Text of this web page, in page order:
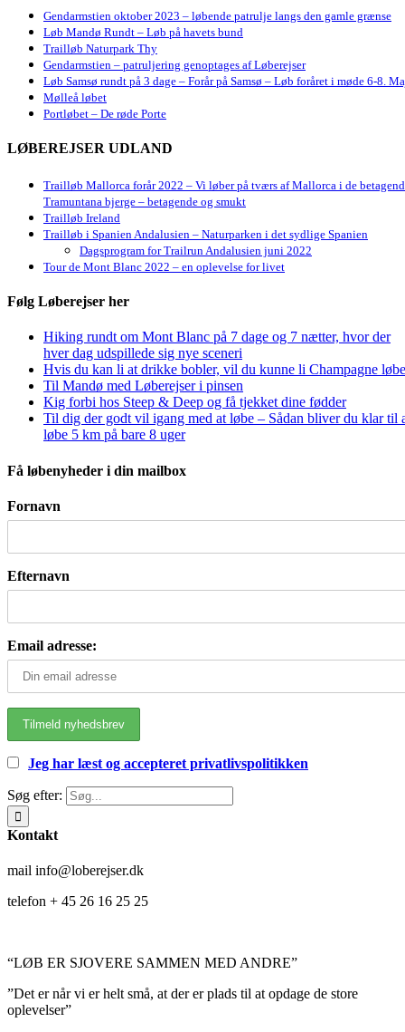
Gendarmstien oktober 2023 – løbende patrulje langs den gamle grænse
Løb Mandø Rundt – Løb på havets bund
Trailløb Naturpark Thy
Gendarmstien – patruljering genoptages af Løberejser
Løb Samsø rundt på 3 dage – Forår på Samsø – Løb foråret i møde 6-8.
Mølleå løbet
Portløbet – De røde Porte
LØBEREJSER UDLAND
Trailløb Mallorca forår 2022 – Vi løber på tværs af Mallorca i de
Tramuntana bjerge – betagende og smukt
Trailløb Ireland
Trailløb i Spanien Andalusien – Naturparken i det sydlige Spanien
Dagsprogram for Trailrun Andalusien juni 2022
Tour de Mont Blanc 2022 – en oplevelse for livet
Følg Løberejser her
Hiking rundt om Mont Blanc på 7 dage og 7 nætter, hvor der
hver dag udspillede sig nye sceneri
Hvis du kan li at drikke bobler, vil du kunne li Champagne
Til Mandø med Løberejser i pinsen
Kig forbi hos Steep & Deep og få tjekket dine fødder
Til dig der godt vil igang med at løbe – Sådan bliver du klar til
løbe 5 km på bare 8 uger
Få løbenyheder i din mailbox
Fornavn
Efternavn
Email adresse:
Jeg har læst og accepteret privatlivspolitikken
Søg efter:
Kontakt
mail info@loberejser.dk
telefon + 45 26 16 25 25
“LØB ER SJOVERE SAMMEN MED ANDRE”
”Det er når vi er helt små, at der er plads til at opdage de store
oplevelser”